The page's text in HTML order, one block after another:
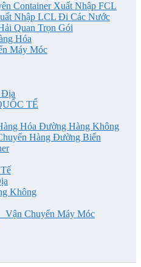
Container Xuất Nhập FCL
Nhập LCL Đi Các Nước
Quan Trọn Gói
Hóa
Máy Móc
Địa
TẾ
Hóa Đường Hàng Không
Hàng Đường Biển
Không
Vận Chuyển Máy Móc